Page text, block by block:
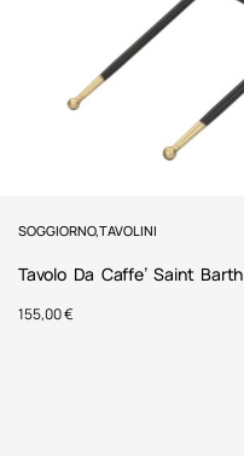
SOGGIORNO,TAVOLINI
Tavolo Da Caffe’ Saint
155,00€